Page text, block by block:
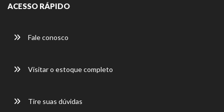
ACESSO RÁPIDO
Fale conosco
Visitar o estoque completo
Tire suas dúvidas